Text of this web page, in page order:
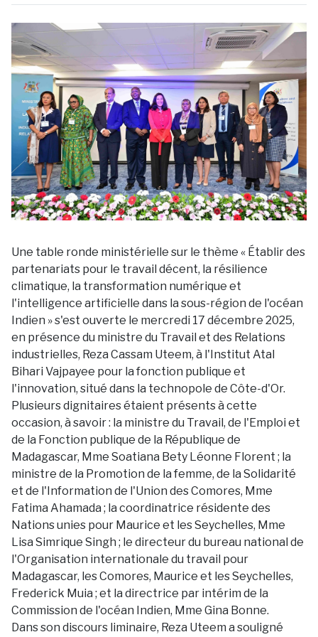
Une table ronde ministérielle sur le thème « Établir des
partenariats pour le travail décent, la résilience
climatique, la transformation numérique et
l'intelligence artificielle dans la sous-région de l'océan
Indien » s'est ouverte le mercredi 17 décembre 2025,
en présence du ministre du Travail et des Relations
industrielles, Reza Cassam Uteem, à l'Institut Atal
Bihari Vajpayee pour la fonction publique et
l'innovation, situé dans la technopole de Côte-d'Or.
Plusieurs dignitaires étaient présents à cette
occasion, à savoir : la ministre du Travail, de l'Emploi et
de la Fonction publique de la République de
Madagascar, Mme Soatiana Bety Léonne Florent ; la
ministre de la Promotion de la femme, de la Solidarité
et de l'Information de l'Union des Comores, Mme
Fatima Ahamada ; la coordinatrice résidente des
Nations unies pour Maurice et les Seychelles, Mme
Lisa Simrique Singh ; le directeur du bureau national de
l'Organisation internationale du travail pour
Madagascar, les Comores, Maurice et les Seychelles,
Frederick Muia ; et la directrice par intérim de la
Commission de l'océan Indien, Mme Gina Bonne.
Dans son discours liminaire, Reza Uteem a souligné